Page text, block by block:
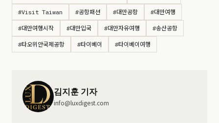
#Visit Taiwan #공항패션 #대만공항 #대만여행
#대만여행시작 #대만입국 #대만자유여행 #송산공항
#타오위안국제공항 #타이베이 #타이베이여행
김지훈 기자
info@luxdigest.com